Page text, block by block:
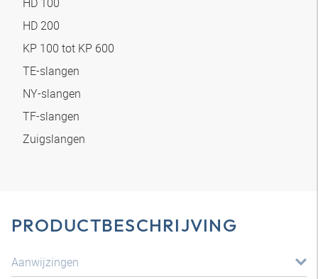
HD 200
KP 100 tot KP 600
TE-slangen
NY-slangen
TF-slangen
Zuigslangen
PRODUCTBESCHRIJVING
Aanwijzingen